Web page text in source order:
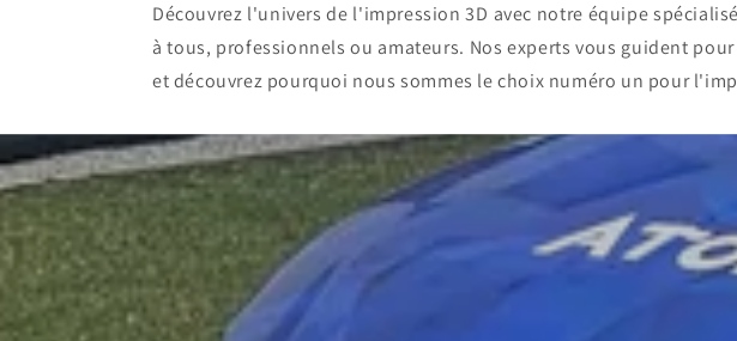
Découvrez l'univers de l'impression 3D avec notre équipe
à tous, professionnels ou amateurs. Nos experts vous guident
et découvrez pourquoi nous sommes le choix numéro un pour